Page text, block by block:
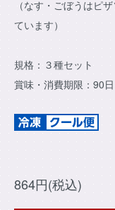
（なす・ごぼうはピ
ています）
規格：３種セット
賞味・消費期限：90日
864円(税込)